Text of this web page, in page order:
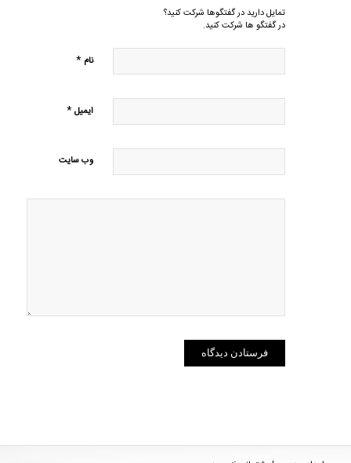
تمایل دارید در گفتگوها شرکت کنید؟
در گفتگو ها شرکت کنید.
نام *
ایمیل*
وب‌ سایت